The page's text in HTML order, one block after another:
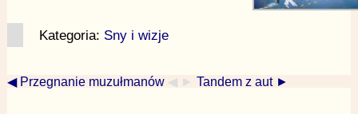
Kategoria: Sny i wizje
◀ Przegnanie muzułmanów ◀ ► Tandem z aut ►